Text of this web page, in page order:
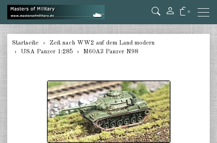
0
zurück
USA Artillery 1:285
USA andere 1:285
Kanada 1:285
Startseite
Zeit nach WW2 auf dem Land modern
USA Panzer 1:285
M60A3 Panzer N98